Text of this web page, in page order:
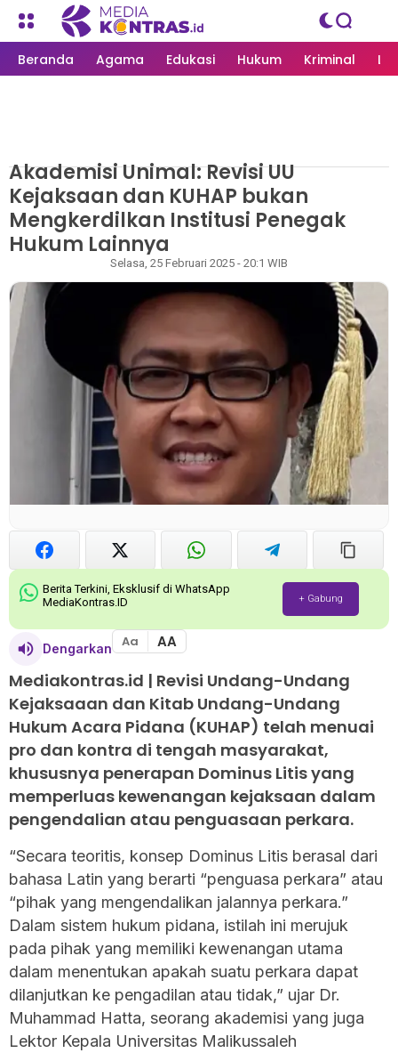
Beranda Agama Edukasi Hukum Kriminal
MEDIAKONTRAS.ID ACEH
Akademisi Unimal: Revisi UU
Kejaksaan dan KUHAP bukan
Mengkerdilkan Institusi Penegak
Hukum Lainnya
Selasa, 25 Februari 2025 - 20:1 WIB
Berita Terkini, Eksklusif di WhatsApp
MediaKontras.ID
+ Gabung
Dengarkan Aa AA
Mediakontras.id | Revisi Undang-Undang
Kejaksaaan dan Kitab Undang-Undang
Hukum Acara Pidana (KUHAP) telah menuai
pro dan kontra di tengah masyarakat,
khususnya penerapan Dominus Litis yang
memperluas kewenangan kejaksaan dalam
pengendalian atau penguasaan perkara.
“Secara teoritis, konsep Dominus Litis berasal dari
bahasa Latin yang berarti “penguasa perkara” atau
“pihak yang mengendalikan jalannya perkara.”
Dalam sistem hukum pidana, istilah ini merujuk
pada pihak yang memiliki kewenangan utama
dalam menentukan apakah suatu perkara dapat
dilanjutkan ke pengadilan atau tidak,” ujar Dr.
Muhammad Hatta, seorang akademisi yang juga
Lektor Kepala Universitas Malikussaleh